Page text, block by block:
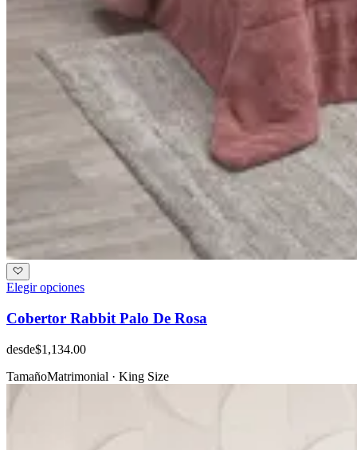
Elegir opciones
Cobertor Rabbit Palo De Rosa
desde$1,134.00
TamañoMatrimonial · King Size